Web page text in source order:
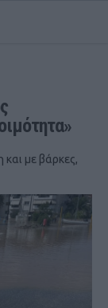
και με βάρκες,